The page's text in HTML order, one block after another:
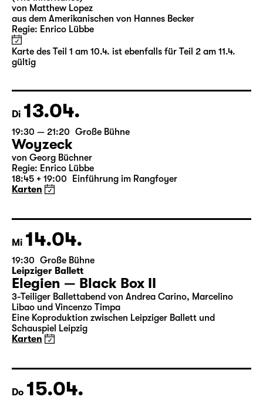
16:00 Große Bühne
Teil 2
Das Vermächtnis - in zwei Teilen
(The Inheritance)
von Matthew Lopez
aus dem Amerikanischen von Hannes Becker
gültig
Di 13.04.
19:30 — 21:20 Große Bühne
Woyzeck
18:45 + 19:00 Einführung im Rangfoyer
Karten
Mi 14.04.
19:30 Große Bühne
Leipziger Ballett
Elegien — Black Box II
3-Teiliger Ballettabend von Andrea Carino, Marcelino
Schauspiel Leipzig
Karten